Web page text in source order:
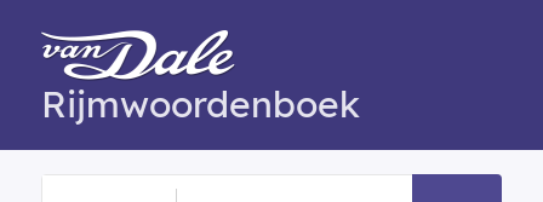
Rijmwoordenboek